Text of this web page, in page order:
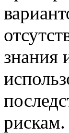
знания
рискам.